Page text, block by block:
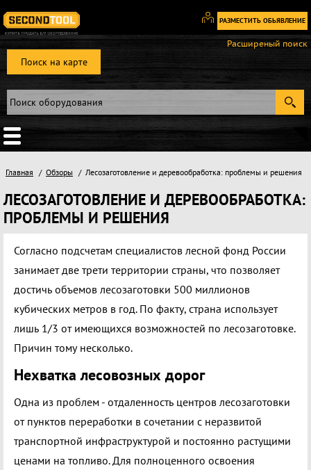
РАЗМЕСТИТЬ ОБЬЯВЛЕНИЕ
Вход
Регистрация
Поиск на карте
Расширеный поиск
Главная Обзоры Лесозаготовление и деревообработка: проблемы и решения
ЛЕСОЗАГОТОВЛЕНИЕ И ДЕРЕВООБРАБОТКА:
ПРОБЛЕМЫ И РЕШЕНИЯ
Согласно подсчетам специалистов лесной фонд России
занимает две трети территории страны, что позволяет
достичь объемов лесозаготовки 500 миллионов
кубических метров в год. По факту, страна использует
лишь 1/3 от имеющихся возможностей по лесозаготовке.
Причин тому несколько.
Нехватка лесовозных дорог
Одна из проблем - отдаленность центров лесозаготовки
от пунктов переработки в сочетании с неразвитой
транспортной инфраструктурой и постоянно растущими
ценами на топливо. Для полноценного освоения